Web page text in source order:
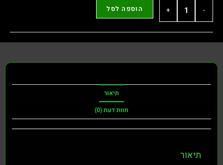
הוספה לסל
תיאור
חוות דעת (0)
תיאור